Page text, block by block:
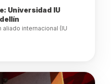
Universidad IU
internacional (IU